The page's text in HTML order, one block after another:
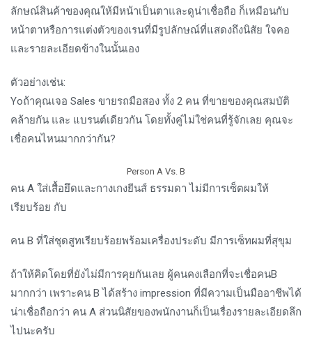
ลักษณ์สินค้าของคุณให้มีหน้าเป็นตาและดูน่าเชื่อถือ ก็เหมือนกับ
หน้าตาหรือการแต่งตัวของเรนที่มีรูปลักษณ์ที่แสดงถึงนิสัย ใจคอ
และรายละเอียดข้างในนั้นเอง
ตัวอย่างเช่น:
Yoถ้าคุณเจอ Sales ขายรถมือสอง ทั้ง 2 คน ที่ขายของคุณสมบัติ
คล้ายกัน และ แบรนต์เดียวกัน โดยทั้งคู่ไม่ใช่คนที่รู้จักเลย คุณจะ
เชื่อคนไหนมากกว่ากัน?
Person A Vs. B
คน A ใส่เสื้อยึดและกางเกงยีนส์ ธรรมดา ไม่มีการเซ็ตผมให้
เรียบร้อย กับ
คน B ที่ใส่ชุดสูทเรียบร้อยพร้อมเครื่องประดับ มีการเซ็ทผมที่สุขุม
ถ้าให้คิดโดยที่ยังไม่มีการคุยกันเลย ผู้คนคงเลือกที่จะเชื่อคนB
มากกว่า เพราะคน B ได้สร้าง impression ที่มีความเป็นมืออาชีพได้
น่าเชื่อถือกว่า คน A ส่วนนิสัยของพนักงานก็เป็นเรื่องรายละเอียดลึก
ไปนะครับ